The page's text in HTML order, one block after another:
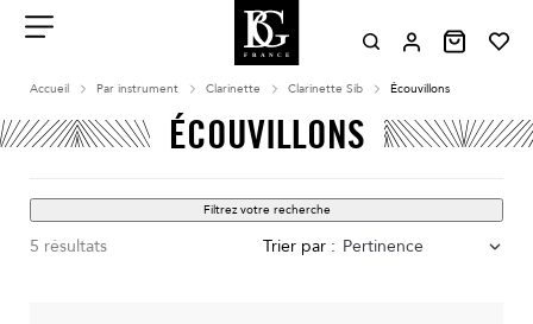
contenu
Accueil Par instrument Clarinette Clarinette Sib Écouvillons
ÉCOUVILLONS
Filtrez votre recherche
5 résultats Trier par : Pertinence